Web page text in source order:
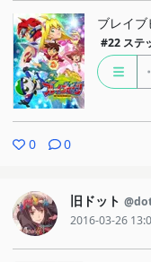
ブレイブ
#22 ステ
0 0
旧ドット
2016-03-26